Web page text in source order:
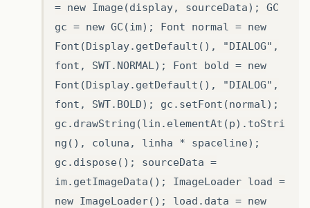
= new Image(display, sourceData); GC
gc = new GC(im); Font normal = new
Font(Display.getDefault(), "DIALOG",
font, SWT.NORMAL); Font bold = new
Font(Display.getDefault(), "DIALOG",
font, SWT.BOLD); gc.setFont(normal);
gc.drawString(lin.elementAt(p).toStri
ng(), coluna, linha * spaceline);
gc.dispose(); sourceData =
im.getImageData(); ImageLoader load =
new ImageLoader(); load.data = new